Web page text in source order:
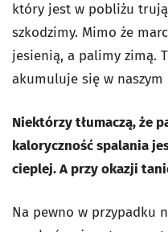
który jest w pobliżu
szkodzimy. Mimo że
jesienią, a palimy zimą.
akumuluje się w naszym
Niektórzy tłumaczą, że
kaloryczność spalania
cieplej. A przy okazji
Na pewno w przypadku